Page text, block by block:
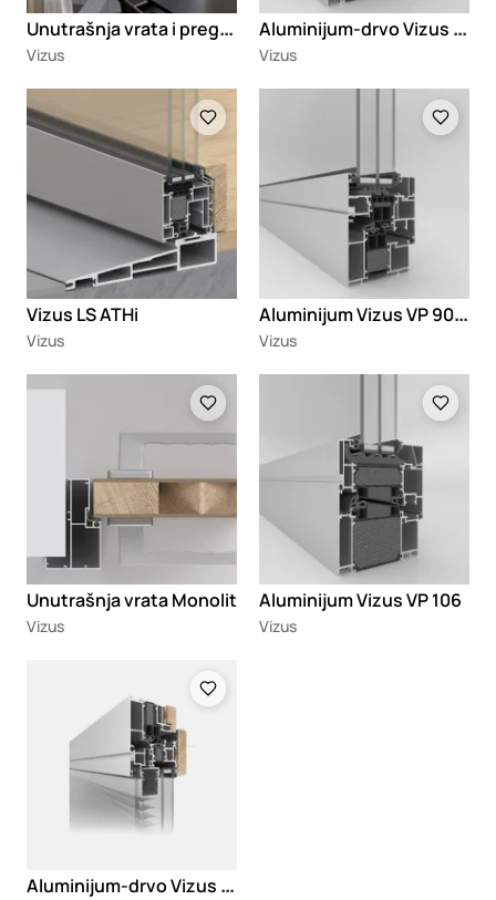
U
nutrašnja vrata i pregrade Minimal
Vizus
A
luminijum-drvo Vizus AT135
Vizus
Loading
Vizus LS ATHi
Vizus
A
luminijum Vizus VP 90Hi
Vizus
Loading
Unutrašnja vrata Monolit
Vizus
Aluminijum Vizus VP 106
Vizus
A
luminijum-drvo Vizus AT 80